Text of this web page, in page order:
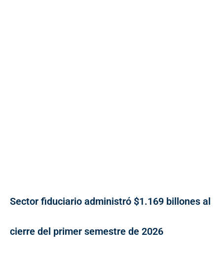
Sector fiduciario administró $1.169 billones al
cierre del primer semestre de 2026